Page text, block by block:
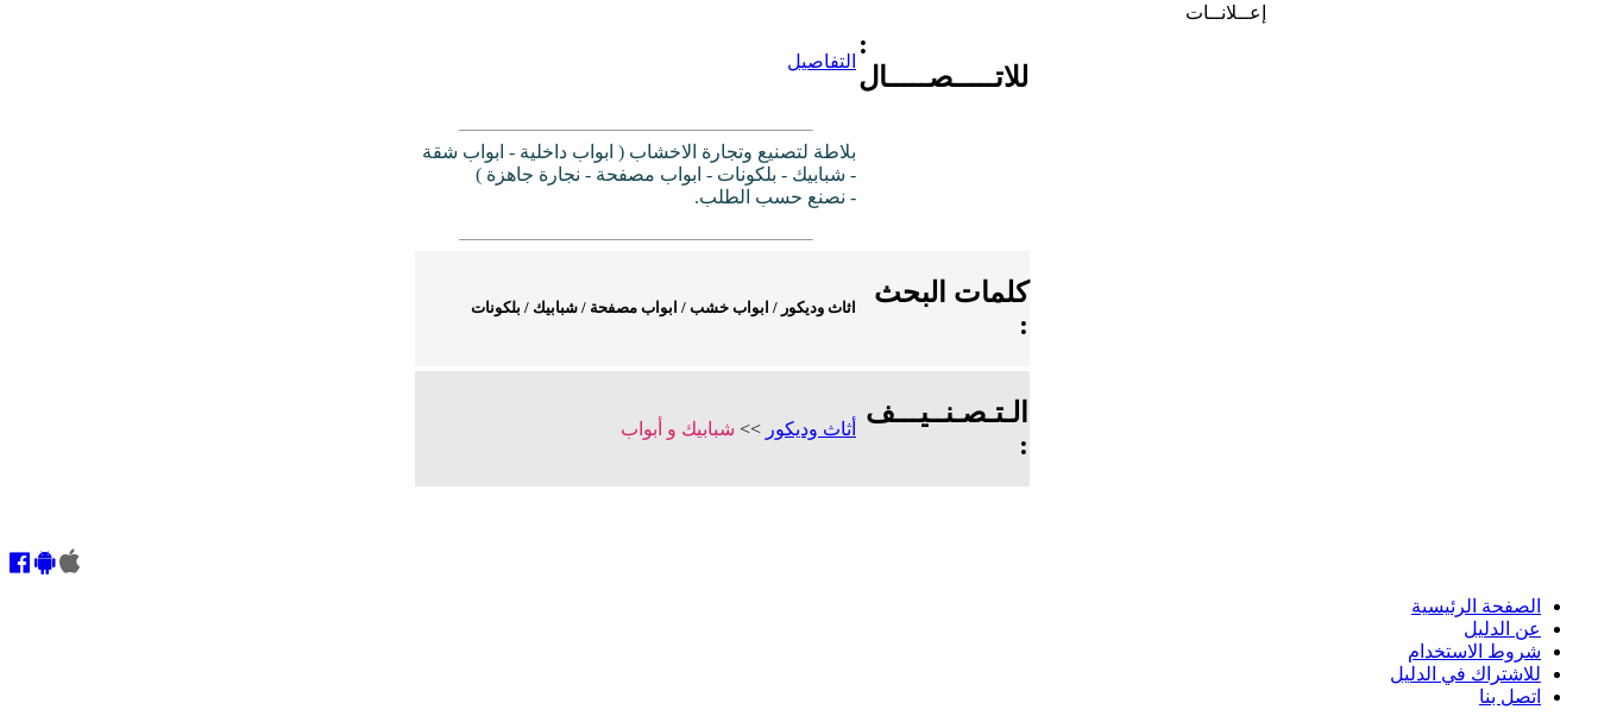
التفاصيل
:
للاتـــــصـــــال
بلاطة لتصنيع وتجارة الاخشاب ( ابواب داخلية - ابواب شقة
- شبابيك - بلكونات - ابواب مصفحة - نجارة جاهزة )
- نصنع حسب الطلب.
اثاث وديكور / ابواب خشب / ابواب مصفحة / شبابيك / بلكونات
كلمات البحث
:
أثاث وديكور >> شبابيك و أبواب
الـتـصـنــيـــف
:
إعــلانــات
الصفحة الرئيسية
عن الدليل
شروط الاستخدام
للاشتراك في الدليل
اتصل بنا